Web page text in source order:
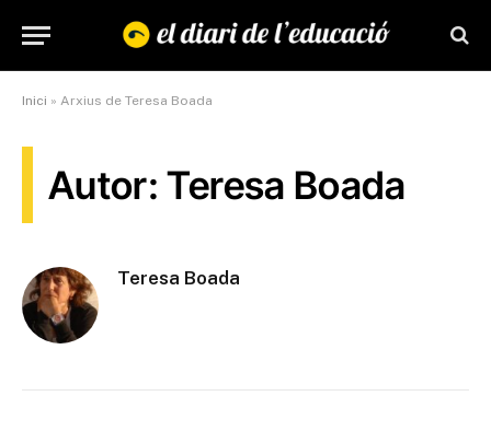
Inici » Arxius de Teresa Boada
Autor: Teresa Boada
Teresa Boada